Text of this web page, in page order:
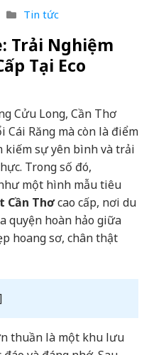
Tin tức
Trải Nghiệm
Tại Eco
Cửu Long, Cần Thơ
Răng mà còn là điểm
kiếm sự yên bình và trải
Trong số đó,
một hình mẫu tiêu
Cần Thơcao cấp, nơi du
quyện hoàn hảo giữa
hoang sơ, chân thật
thuần là một khu lưu